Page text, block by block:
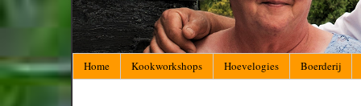
Home Kookworkshops Hoevelogies Boerderij